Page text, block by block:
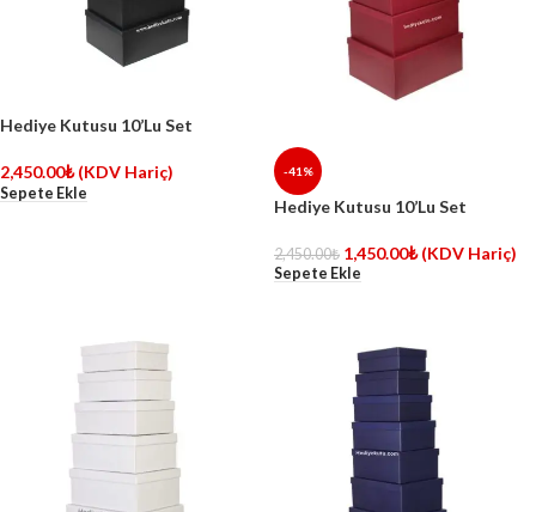
Hediye Kutusu 10’Lu Set
2,450.00₺ (KDV Hariç)
Sepete Ekle
-41%
Hediye Kutusu 10’Lu Set
2,450.00₺ 1,450.00₺ (KDV Hariç)
Sepete Ekle